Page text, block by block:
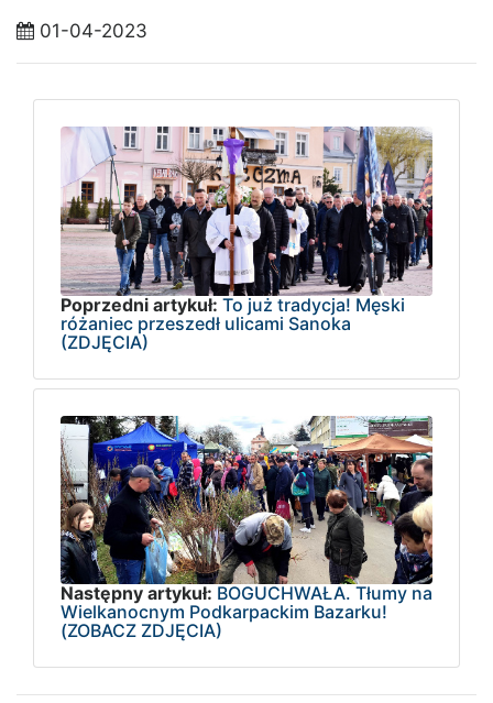
01-04-2023
Poprzedni artykuł: To już tradycja! Męski
różaniec przeszedł ulicami Sanoka
(ZDJĘCIA)
Następny artykuł: BOGUCHWAŁA. Tłumy na
Wielkanocnym Podkarpackim Bazarku!
(ZOBACZ ZDJĘCIA)